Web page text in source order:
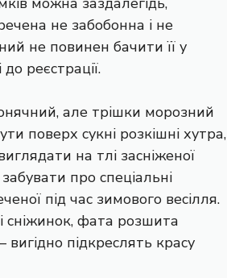
не забобонна і не
не повинен бачити її у
реєстрації.
але трішки морозний
поверх сукні розкішні хутра,
на тлі засніженої
про спеціальні
під час зимового весілля.
сніжинок, фата розшита
підкреслять красу